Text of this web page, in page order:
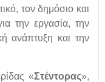
τον δημόσιο και
την εργασία, την
ανάπτυξη και την
«Στέντορας»,